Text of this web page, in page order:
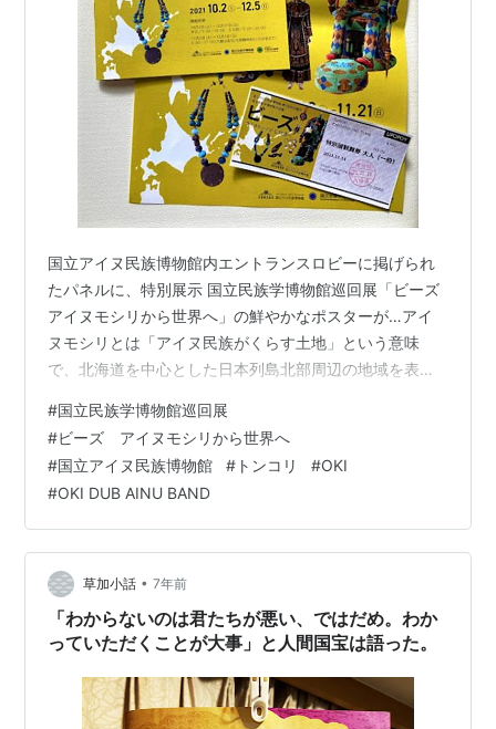
国立アイヌ民族博物館内エントランスロビーに掲げられ
たパネルに、特別展示 国立民族学博物館巡回展「ビーズ
アイヌモシリから世界へ」の鮮やかなポスターが…アイ
ヌモシリとは「アイヌ民族がくらす土地」という意味
で、北海道を中心とした日本列島北部周辺の地域を表し
300円…せっかくなのでこちらも観てきました。 ものと
ものをつなげたもの 世界のビーズ 国立アイヌ民族博物館
トンコリ奏者OKI ものとものをつなげたもの この展示で
のビーズとは「ものとものをつないだもの」との意味だ
そうだ。何かわかりにくい気がするんだけど、要は糸を
通すための穴の開いた飾り玉にはと…
#国立民族学博物館巡回展
#ビーズ アイヌモシリから世界へ
#国立アイヌ民族博物館 # トンコリ #OKI
#OKI DUB AINU BAND
草加小話 • 7年前
「わからないのは君たちが悪い、ではだめ。わか
っていただくことが大事」と人間国宝は語った。